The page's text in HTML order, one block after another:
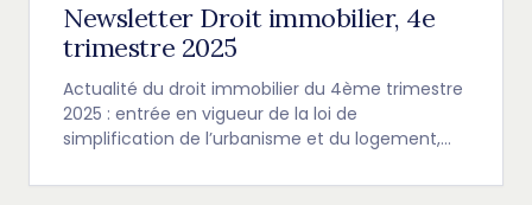
Newsletter Droit immobilier, 4e
trimestre 2025
Actualité du droit immobilier du 4ème trimestre
2025 : entrée en vigueur de la loi de
simplification de l’urbanisme et du logement,
jurisprudence récente sur les baux